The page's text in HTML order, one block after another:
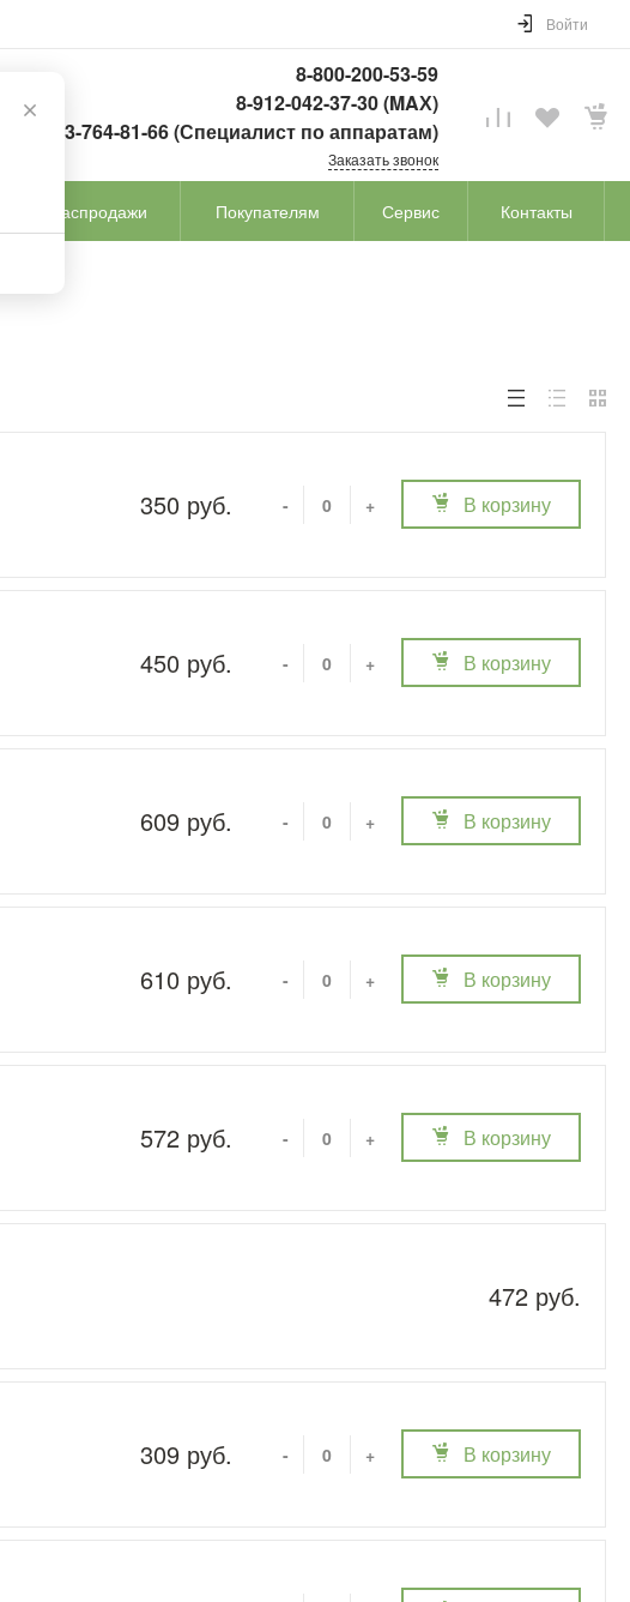
Войти
8-800-200-53-59
8-912-042-37-30 (MAХ)
8-963-764-81-66 (Специалист по аппаратам)
Заказать звонок
Распродажи Покупателям Сервис Контакты
350 руб. - + В корзину
450 руб. - + В корзину
609 руб. - + В корзину
610 руб. - + В корзину
572 руб. - + В корзину
472 руб.
309 руб. - + В корзину